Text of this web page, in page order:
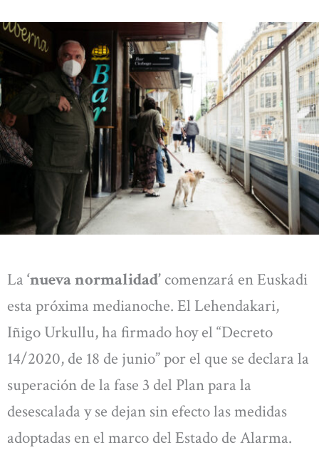
La ‘nueva normalidad’ comenzará en Euskadi
esta próxima medianoche. El Lehendakari,
Iñigo Urkullu, ha firmado hoy el “Decreto
14/2020, de 18 de junio” por el que se declara la
superación de la fase 3 del Plan para la
desescalada y se dejan sin efecto las medidas
adoptadas en el marco del Estado de Alarma.